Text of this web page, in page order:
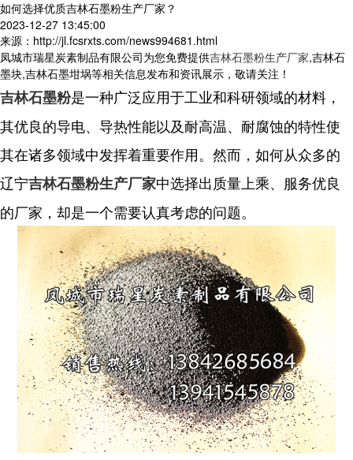
如何选择优质吉林石墨粉生产厂家？
2023-12-27 13:45:00
来源：http://jl.fcsrxts.com/news994681.html
凤城市瑞星炭素制品有限公司为您免费提供吉林石墨粉生产厂家,吉林石
墨块,吉林石墨坩埚等相关信息发布和资讯展示，敬请关注！
吉林石墨粉是一种广泛应用于工业和科研领域的材料，
其优良的导电、导热性能以及耐高温、耐腐蚀的特性使
其在诸多领域中发挥着重要作用。然而，如何从众多的
辽宁吉林石墨粉生产厂家中选择出质量上乘、服务优良
的厂家，却是一个需要认真考虑的问题。